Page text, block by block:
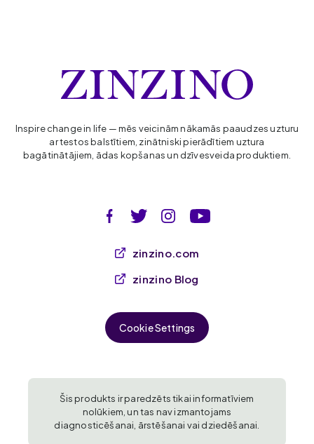
Inspire change in life — mēs veicinām nākamās paaudzes uzturu
ar testos balstītiem, zinātniski pierādītiem uztura
bagātinātājiem, ādas kopšanas un dzīvesveida produktiem.
zinzino.com
zinzino Blog
Cookie Settings
Šis produkts ir paredzēts tikai informatīviem
nolūkiem, un tas nav izmantojams
diagnosticēšanai, ārstēšanai vai dziedēšanai.